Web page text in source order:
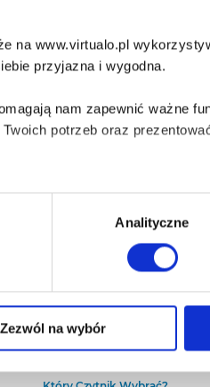
na www.virtualo.pl
przyjazna i wygodna.
nam zapewnić ważne
potrzeb oraz
i bezpiecznego działania
jeśli jesteś naszym
Analityczne
Zezwól na wybór
Baza wiedzy